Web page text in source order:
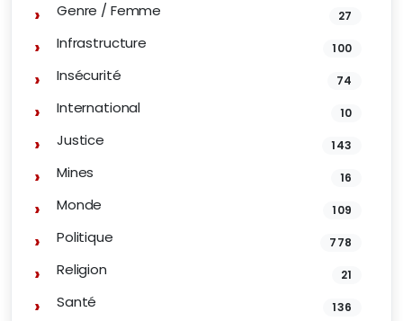
Genre / Femme 27
Infrastructure 100
Insécurité 74
International 10
Justice 143
Mines 16
Monde 109
Politique 778
Religion 21
Santé 136